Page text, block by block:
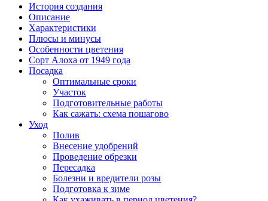
История создания
Описание
Характеристики
Плюсы и минусы
Особенности цветения
Сорт Алоха от 1949 года
Посадка
Оптимальные сроки
Участок
Подготовительные работы
Как сажать: схема пошагово
Уход
Полив
Внесение удобрений
Проведение обрезки
Пересадка
Болезни и вредители розы
Подготовка к зиме